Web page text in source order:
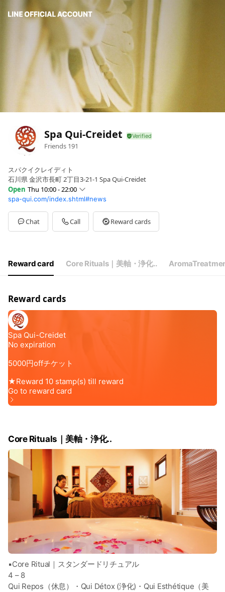
Spa Qui-Creidet
Friends 191
スパクイクレイディト
石川県 金沢市長町 2丁目3-21-1 Spa Qui-Creidet
Open Thu 10:00 - 22:00
SunClosed
Mon10:00 - 22:00
Tue10:00 - 22:00
Wed10:00 - 22:00
定休日 日・祝日
spa-qui.com/index.shtml#news
Chat Call Reward cards
Reward card Core Rituals｜美軸・浄化..
Reward cards
Core Rituals｜美軸・浄化..
▪️Core Ritual｜スタンダードリチュアル
4 – 8
Qui Repos（休息）・Qui Détox (浄化)・Qui Esthétique（美